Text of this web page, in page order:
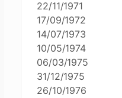
22/11/1971
17/09/1972
14/07/1973
10/05/1974
06/03/1975
31/12/1975
26/10/1976